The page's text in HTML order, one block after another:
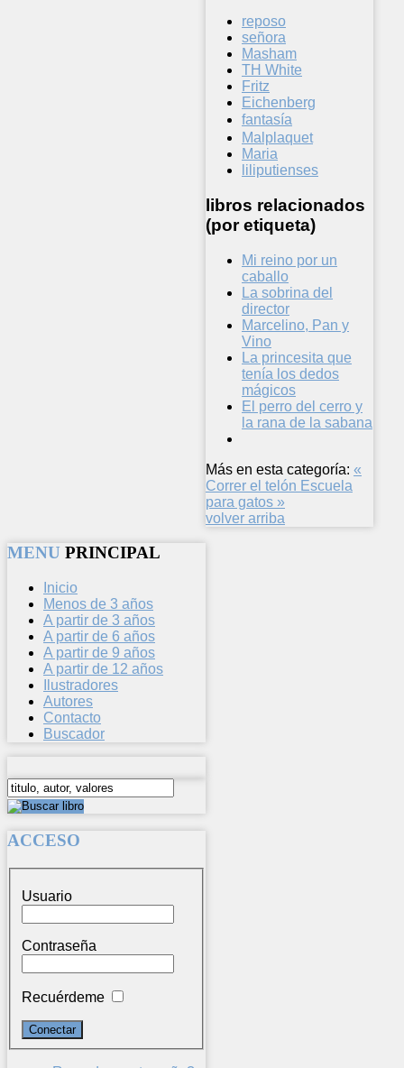
reposo
señora
Masham
TH White
Fritz
Eichenberg
fantasía
Malplaquet
Maria
liliputienses
libros relacionados
(por etiqueta)
Mi reino por un
caballo
La sobrina del
director
Marcelino, Pan y
Vino
La princesita que
tenía los dedos
mágicos
El perro del cerro y
la rana de la sabana
Más en esta categoría: «
Correr el telón Escuela
para gatos »
volver arriba
MENU PRINCIPAL
Inicio
Menos de 3 años
A partir de 3 años
A partir de 6 años
A partir de 9 años
A partir de 12 años
Ilustradores
Autores
Contacto
Buscador
ACCESO
Usuario
Contraseña
Recuérdeme